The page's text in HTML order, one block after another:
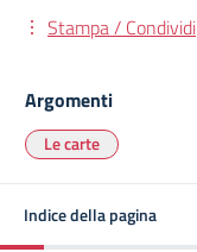
Stampa / Condividi
Argomenti
Le carte
Indice della pagina